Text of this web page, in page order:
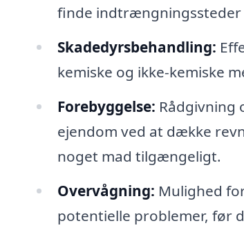
finde indtrængningssteder
Skadedyrsbehandling:
kemiske og ikke-kemiske
Forebyggelse: Rådgivning
ejendom ved at dække
noget mad tilgængeligt.
Overvågning: Mulighed
potentielle problemer, før